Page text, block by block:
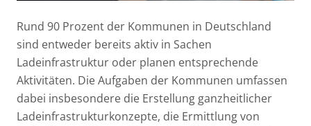
Rund 90 Prozent der Kommunen in Deutschland
sind entweder bereits aktiv in Sachen
Ladeinfrastruktur oder planen entsprechende
Aktivitäten. Die Aufgaben der Kommunen umfassen
dabei insbesondere die Erstellung ganzheitlicher
Ladeinfrastrukturkonzepte, die Ermittlung von